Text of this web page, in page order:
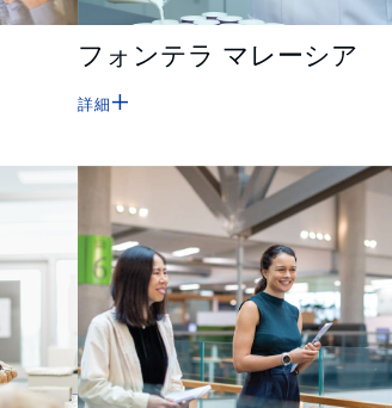
フォンテラ マレーシア
詳細